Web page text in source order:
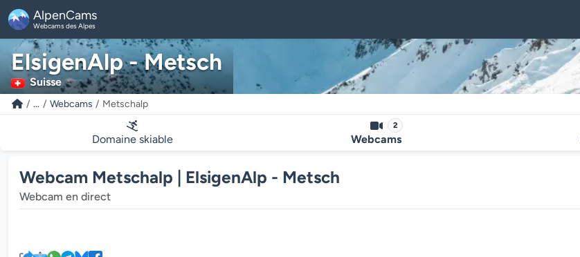
AlpenCams
Webcams des Alpes
ElsigenAlp - Metsch
Suisse
... Webcams Metschalp
Domaine skiable
2
Webcams
Webcam Metschalp | ElsigenAlp - Metsch
Webcam en direct